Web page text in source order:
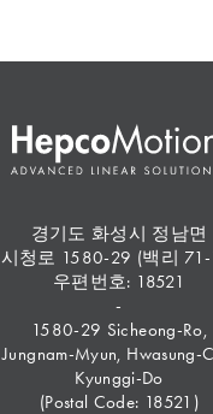
경기도 화성시 정남면
시청로 1580-29 (백리
우편번호: 18521
-
1580-29 Sicheong-Ro,
Jungnam-Myun, Hwasung-
Kyunggi-Do
(Postal Code: 18521)